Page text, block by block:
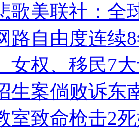
歌美联社：全
路自由度连续
女权、移民7
生案倘败诉东
室致命枪击2